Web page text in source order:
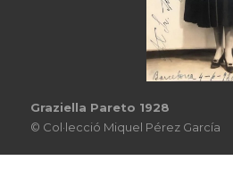
Graziella Pareto 1928
© Col·lecció Miquel Pérez García